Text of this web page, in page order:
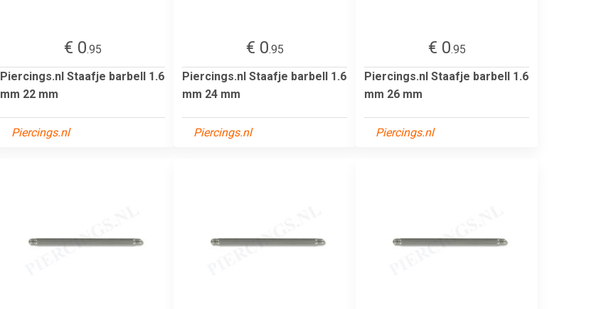
€ 0.95
Piercings.nl Staafje barbell 1.6
mm 22 mm
Piercings.nl
€ 0.95
Piercings.nl Staafje barbell 1.6
mm 24 mm
Piercings.nl
€ 0.95
Piercings.nl Staafje barbell 1.6
mm 26 mm
Piercings.nl